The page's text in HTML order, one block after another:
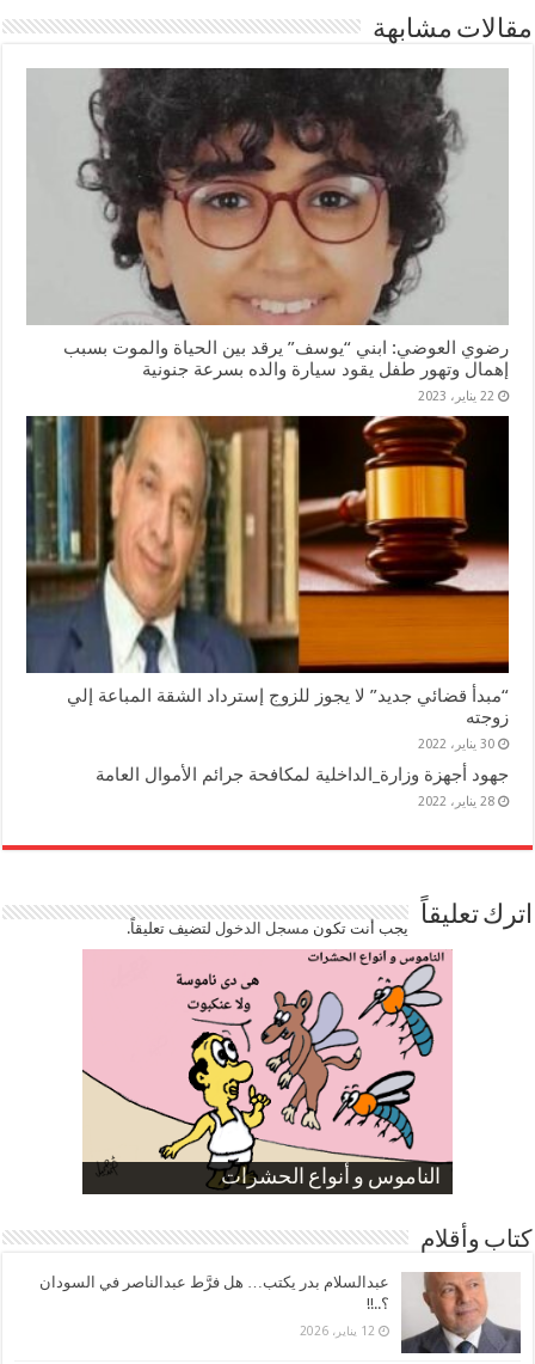
مقالات مشابهة
رضوي العوضي: ابني “يوسف” يرقد بين الحياة والموت بسبب
إهمال وتهور طفل يقود سيارة والده بسرعة جنونية
22 يناير، 2023
“مبدأ قضائي جديد” لا يجوز للزوج إسترداد الشقة المباعة إلي
زوجته
30 يناير، 2022
جهود أجهزة وزارة_الداخلية لمكافحة جرائم الأموال العامة
28 يناير، 2022
اترك تعليقاً يجب أنت تكون مسجل الدخوللتضيف تعليقاً.
الناموس و أنواع الحشرات
الموظفين بعد ارتفاع الأسعار
ارتفاع نسبة الطلاق في مصر
صورة كاركاتيرية
صورة كاركاتيرية
كتاب وأقلام
عبدالسلام بدر يكتب… هل فرَّط عبدالناصر في السودان
؟..!!
12 يناير، 2026